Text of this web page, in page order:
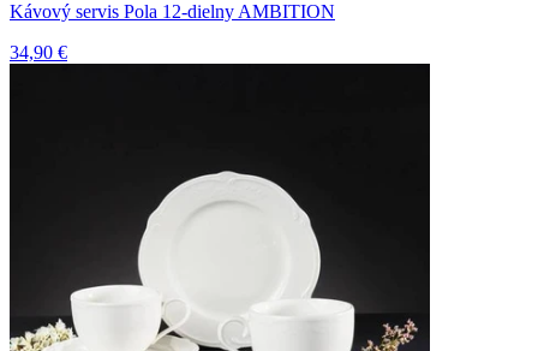
Kávový servis Pola 12-dielny AMBITION
34,90 €